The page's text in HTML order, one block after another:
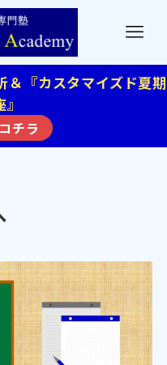
＆『カスタマイズド夏期
チラ